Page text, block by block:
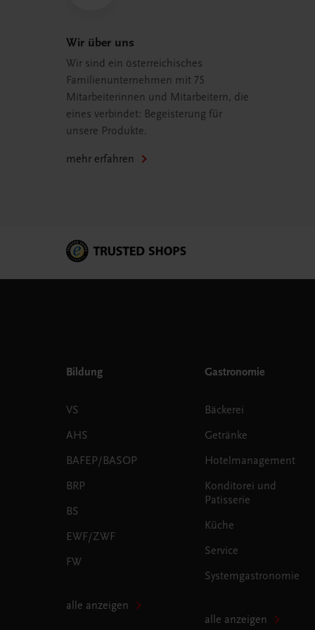
Wir über uns
Wir sind ein österreichisches
Familienunternehmen mit 75
Mitarbeiterinnen und Mitarbeitern, die
eines verbindet: Begeisterung für
unsere Produkte.
mehr erfahren
Bildung
VS
AHS
BAFEP/BASOP
BRP
BS
EWF/ZWF
FW
alle anzeigen
Gastronomie
Bäckerei
Getränke
Hotelmanagement
Konditorei und
Patisserie
Küche
Service
Systemgastronomie
alle anzeigen